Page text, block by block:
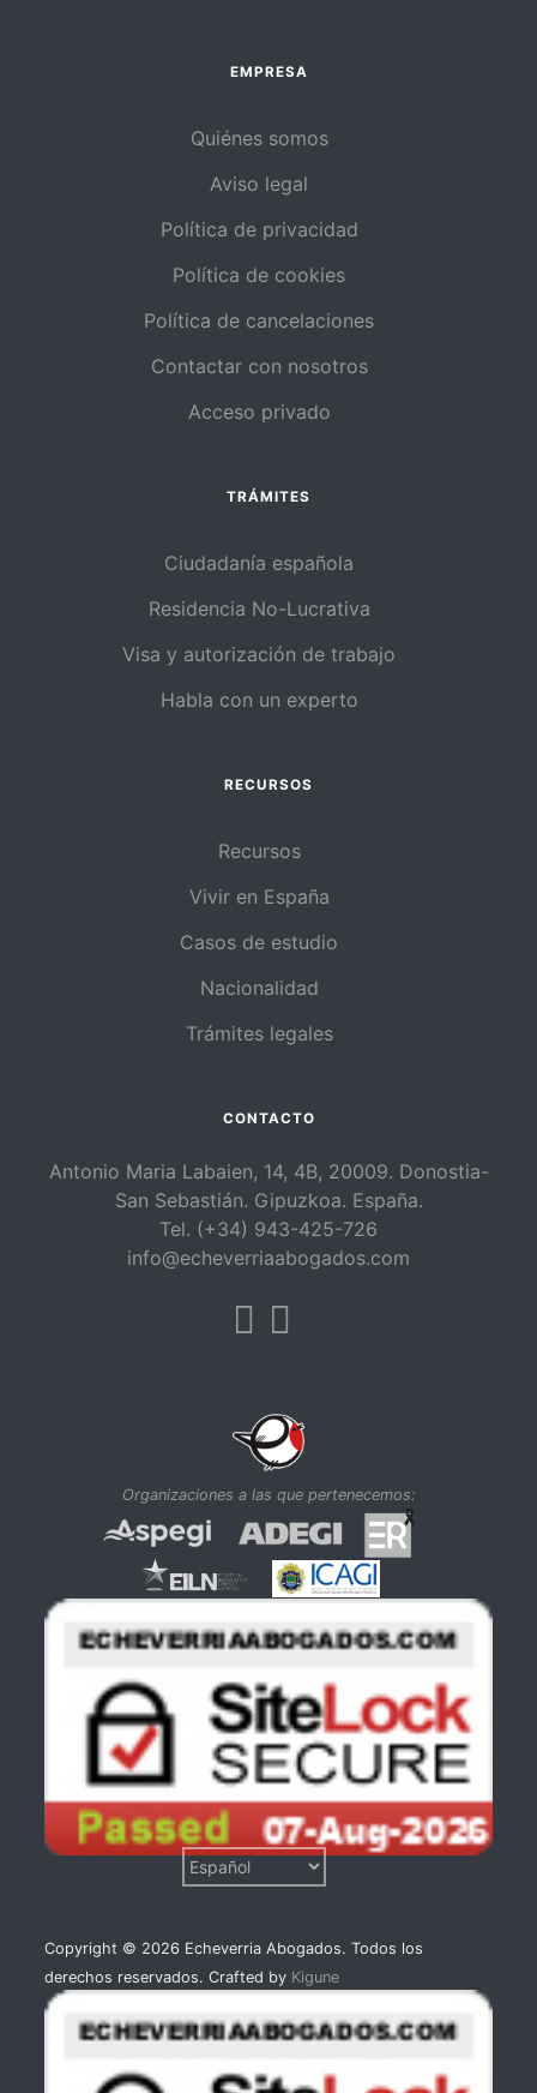
EMPRESA
Quiénes somos
Aviso legal
Política de privacidad
Política de cookies
Política de cancelaciones
Contactar con nosotros
Acceso privado
TRÁMITES
Ciudadanía española
Residencia No-Lucrativa
Visa y autorización de trabajo
Habla con un experto
RECURSOS
Recursos
Vivir en España
Casos de estudio
Nacionalidad
Trámites legales
CONTACTO
Antonio Maria Labaien, 14, 4B, 20009. Donostia-
San Sebastián. Gipuzkoa. España.
Tel. (+34) 943-425-726
info@echeverriaabogados.com
Facebook
Linkedin
Organizaciones a las que pertenecemos:
Copyright © 2026 Echeverria Abogados. Todos los
derechos reservados. Crafted by Kigune